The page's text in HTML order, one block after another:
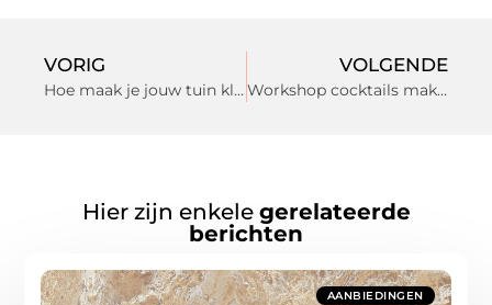
VORIG
Hoe maak je jouw tuin klaar voor de zomer?
VOLGENDE
Workshop cocktails maken inhuren
Hier zijn enkele gerelateerde
berichten
AANBIEDINGEN